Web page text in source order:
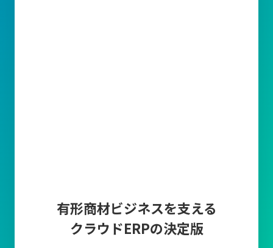
有形商材ビジネスを支える
クラウドERPの決定版